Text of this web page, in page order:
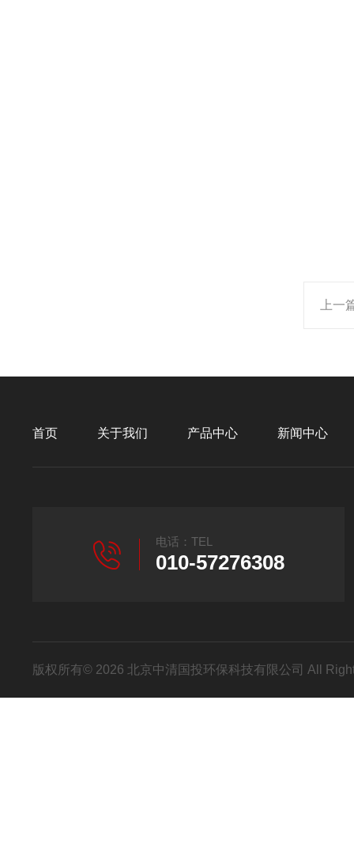
上一
首页 关于我们 产品中心 新闻中心
电话：TEL
010-57276308
版权所有© 2026 北京中清国投环保科技有限公司 All